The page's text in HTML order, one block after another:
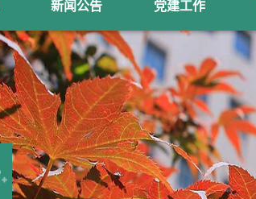
新闻公告 党建工作